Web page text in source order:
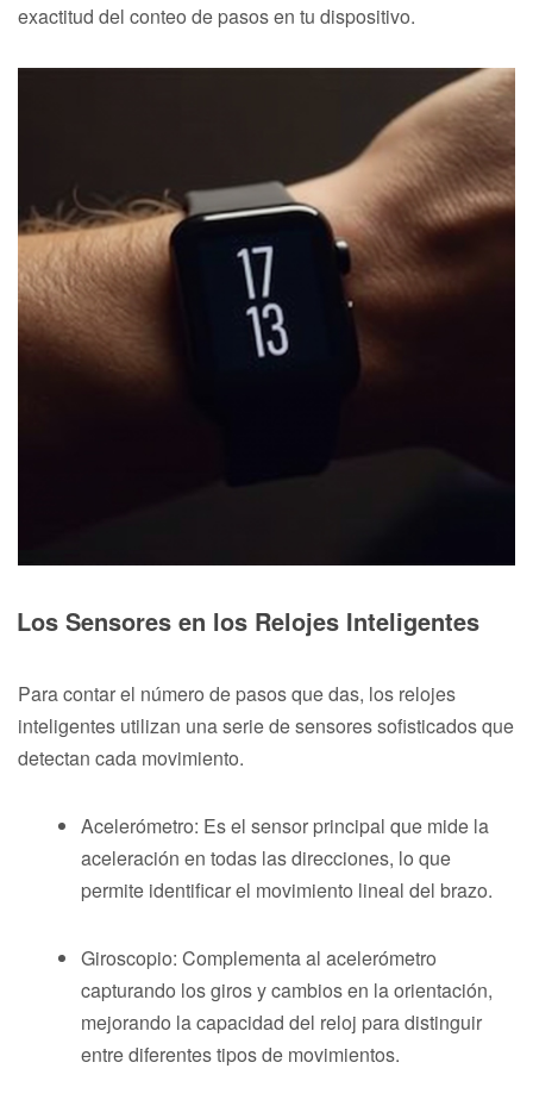
exactitud del conteo de pasos en tu dispositivo.
Los Sensores en los Relojes Inteligentes
Para contar el número de pasos que das, los relojes
inteligentes utilizan una serie de sensores sofisticados que
detectan cada movimiento.
Acelerómetro: Es el sensor principal que mide la
aceleración en todas las direcciones, lo que
permite identificar el movimiento lineal del brazo.
Giroscopio: Complementa al acelerómetro
capturando los giros y cambios en la orientación,
mejorando la capacidad del reloj para distinguir
entre diferentes tipos de movimientos.